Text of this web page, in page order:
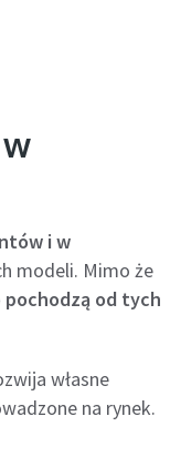
i w
modeli. Mimo że
od tych
własne
na rynek.